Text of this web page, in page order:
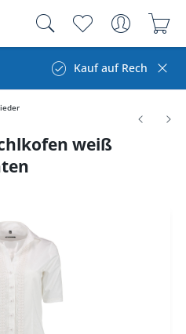
Kauf auf Rechnung
weiß